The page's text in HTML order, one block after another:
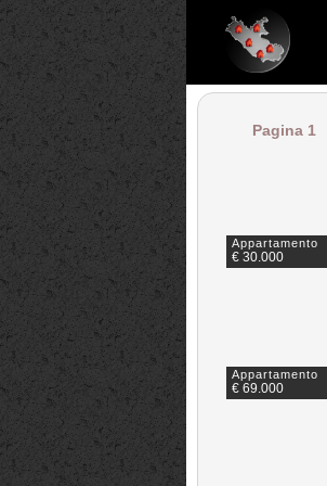
Pagina 1
Appartamento
€ 30.000
Appartamento
€ 69.000
casalazio.net